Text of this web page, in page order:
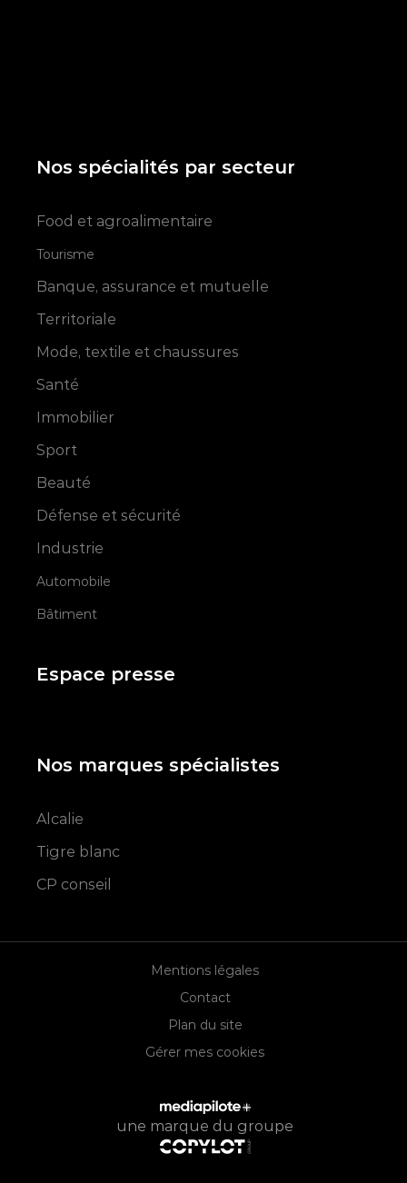
Nos spécialités par secteur
Food et agroalimentaire
Tourisme
Banque, assurance et mutuelle
Territoriale
Mode, textile et chaussures
Santé
Immobilier
Sport
Beauté
Défense et sécurité
Industrie
Automobile
Bâtiment
Espace presse
Nos marques spécialistes
Alcalie
Tigre blanc
CP conseil
Mentions légales
Contact
Plan du site
Gérer mes cookies
une marque du groupe